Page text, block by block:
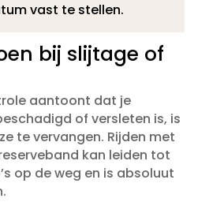
vast te stellen.​
bij slijtage of
aantoont dat je
of versleten is, is
te vervangen.​ Rijden met
kan leiden tot
op de weg en is absoluut